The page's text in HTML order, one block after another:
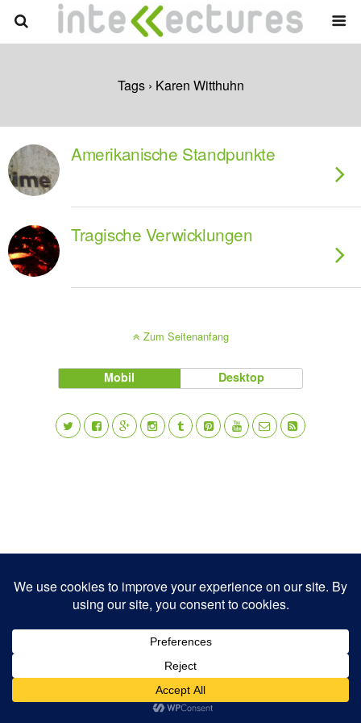
Tags › Karen Witthuhn
Amerikanische Standpunkte
Tragische Verwicklungen
Zum Seitenanfang
Mobil Desktop